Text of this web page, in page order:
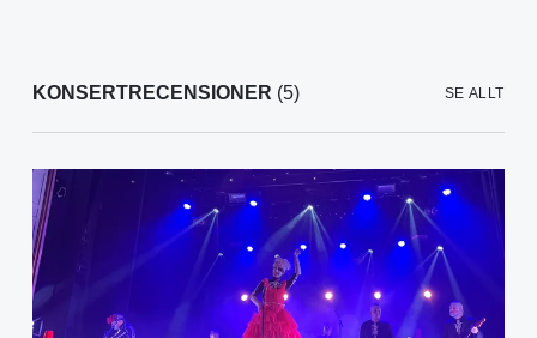
KONSERTRECENSIONER (5) SE ALLT